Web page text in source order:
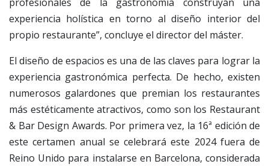
experiencia holística en torno al diseño interior del
propio restaurante”, concluye el director del máster.
El diseño de espacios es una de las claves para lograr la
experiencia gastronómica perfecta. De hecho, existen
numerosos galardones que premian los restaurantes
más estéticamente atractivos, como son los Restaurant
& Bar Design Awards. Por primera vez, la 16ª edición de
este certamen anual se celebrará este 2024 fuera de
Reino Unido para instalarse en Barcelona, considerada